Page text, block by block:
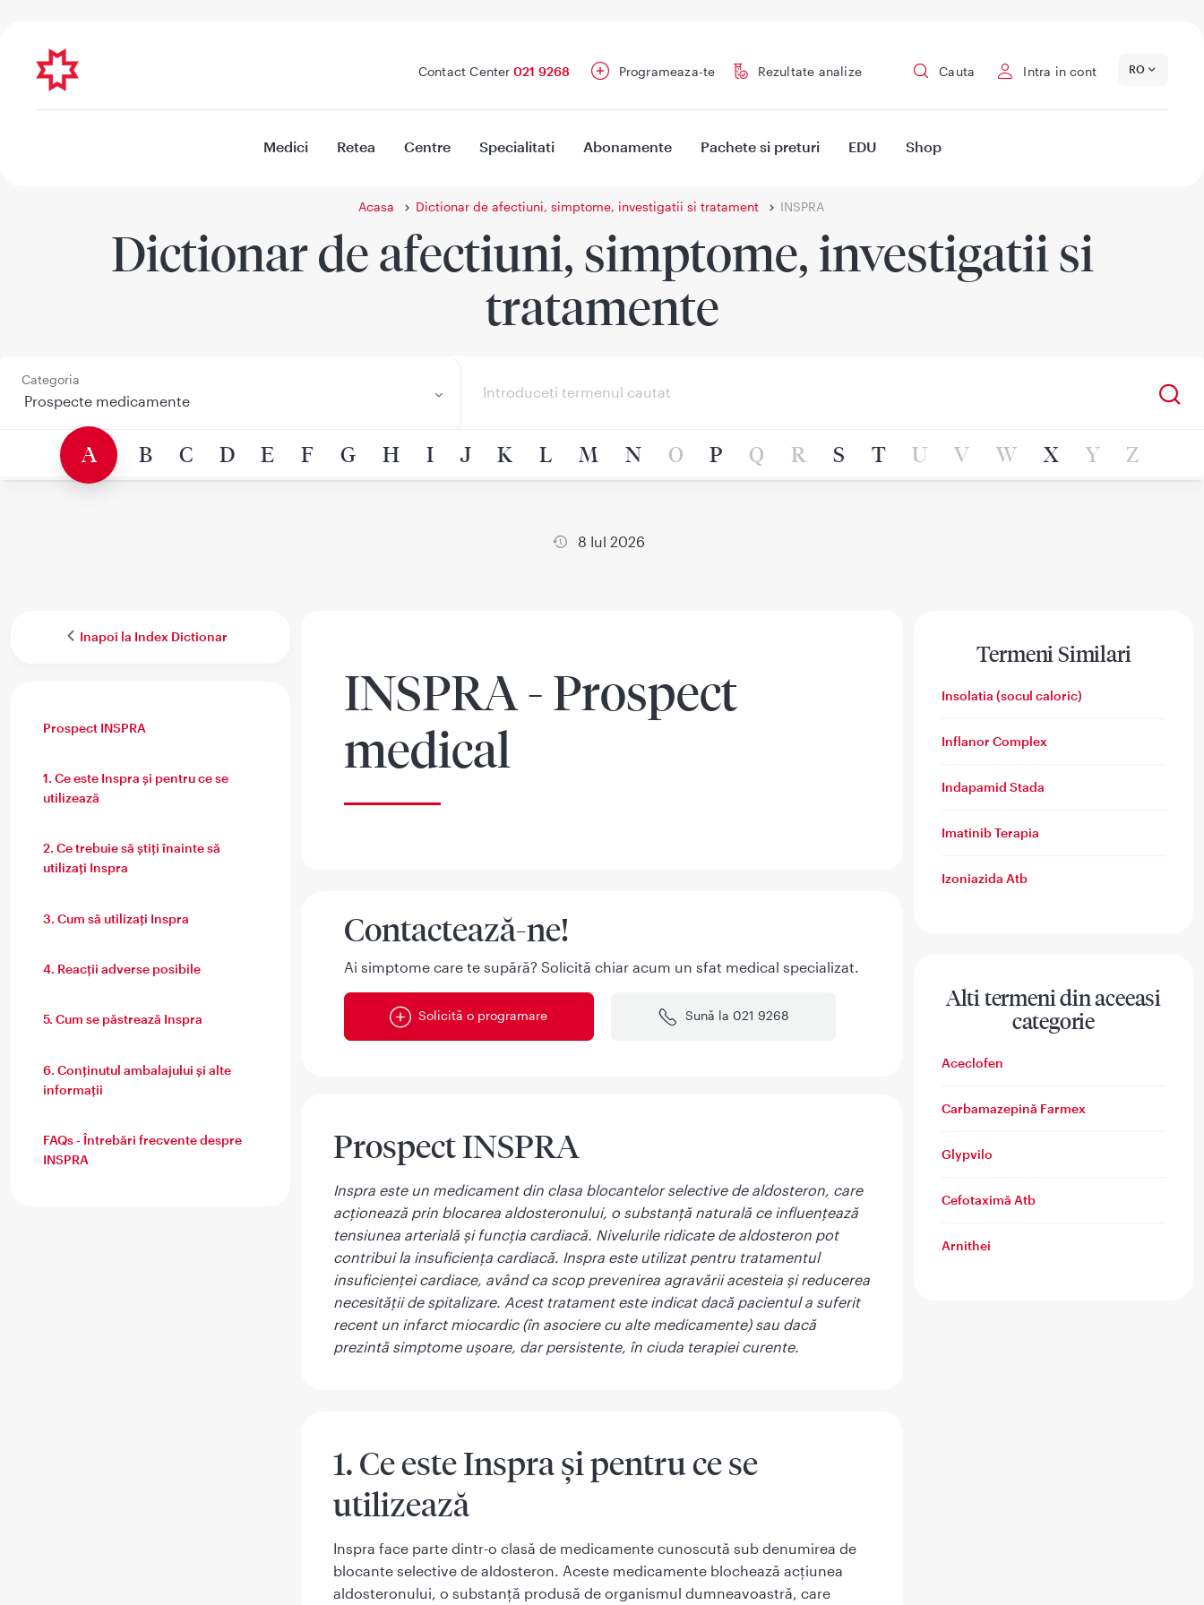
Contact Center 021 9268 Programeaza-te Rezultate analize Cauta Intra in cont RO
Medici Retea Centre Specialitati Abonamente Pachete si preturi EDU Shop
Acasa Dictionar de afectiuni, simptome, investigatii si tratament INSPRA
Dictionar de afectiuni, simptome, investigatii si
tratamente
Categoria
A B C D E F G H I J K L M N O P Q R S T U V W X Y Z
8 Iul 2026
Inapoi la Index Dictionar
Prospect INSPRA
1. Ce este Inspra şi pentru ce se
utilizează
2. Ce trebuie să ştiţi înainte să
utilizaţi Inspra
3. Cum să utilizaţi Inspra
4. Reacţii adverse posibile
5. Cum se păstrează Inspra
6. Conţinutul ambalajului şi alte
informaţii
FAQs - Întrebări frecvente despre
INSPRA
INSPRA - Prospect
medical
Contactează-ne!
Ai simptome care te supără? Solicită chiar acum un sfat medical specializat.
Solicită o programare Sună la 021 9268
Prospect INSPRA
Inspra este un medicament din clasa blocantelor selective de aldosteron, care
acţionează prin blocarea aldosteronului, o substanţă naturală ce influenţează
tensiunea arterială şi funcţia cardiacă. Nivelurile ridicate de aldosteron pot
contribui la insuficienţa cardiacă. Inspra este utilizat pentru tratamentul
insuficienţei cardiace, având ca scop prevenirea agravării acesteia şi reducerea
necesităţii de spitalizare. Acest tratament este indicat dacă pacientul a suferit
recent un infarct miocardic (în asociere cu alte medicamente) sau dacă
prezintă simptome uşoare, dar persistente, în ciuda terapiei curente.
1. Ce este Inspra şi pentru ce se
utilizează
Inspra face parte dintr-o clasă de medicamente cunoscută sub denumirea de
blocante selective de aldosteron. Aceste medicamente blochează acţiunea
aldosteronului, o substanţă produsă de organismul dumneavoastră, care
Termeni Similari
Insolatia (socul caloric)
Inflanor Complex
Indapamid Stada
Imatinib Terapia
Izoniazida Atb
Alti termeni din aceeasi
categorie
Aceclofen
Carbamazepină Farmex
Glypvilo
Cefotaximă Atb
Arnithei